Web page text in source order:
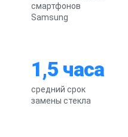
смартфонов
Samsung
1,5 часа
средний срок
замены стекла